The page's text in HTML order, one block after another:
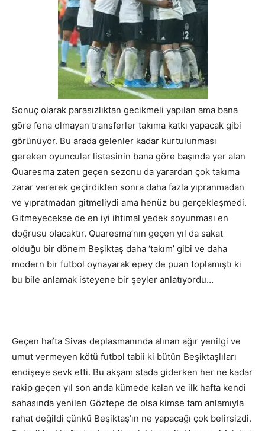
Sonuç olarak parasızlıktan gecikmeli yapılan ama bana
göre fena olmayan transferler takıma katkı yapacak gibi
görünüyor. Bu arada gelenler kadar kurtulunması
gereken oyuncular listesinin bana göre başında yer alan
Quaresma zaten geçen sezonu da yarardan çok takıma
zarar vererek geçirdikten sonra daha fazla yıpranmadan
ve yıpratmadan gitmeliydi ama henüz bu gerçekleşmedi.
Gitmeyecekse de en iyi ihtimal yedek soyunması en
doğrusu olacaktır. Quaresma’nın geçen yıl da sakat
olduğu bir dönem Beşiktaş daha ‘takım’ gibi ve daha
modern bir futbol oynayarak epey de puan toplamıştı ki
bu bile anlamak isteyene bir şeyler anlatıyordu…
Geçen hafta Sivas deplasmanında alınan ağır yenilgi ve
umut vermeyen kötü futbol tabii ki bütün Beşiktaşlıları
endişeye sevk etti. Bu akşam stada giderken her ne kadar
rakip geçen yıl son anda kümede kalan ve ilk hafta kendi
sahasında yenilen Göztepe de olsa kimse tam anlamıyla
rahat değildi çünkü Beşiktaş’ın ne yapacağı çok belirsizdi.